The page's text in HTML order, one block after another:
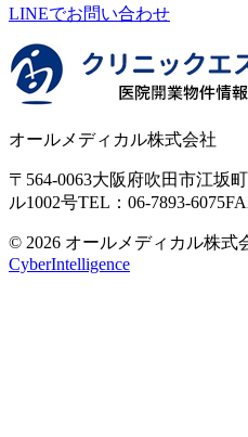
LINEでお問い合わせ
オールメディカル株式会社
〒564-0063大阪府吹田市江坂町
ル1002号TEL：06-7893-6075
© 2026 オールメディカル株式
CyberIntelligence